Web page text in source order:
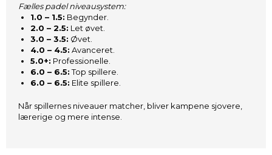
Fælles padel niveausystem:
1.0 – 1.5: Begynder.
2.0 – 2.5: Let øvet.
3.0 – 3.5: Øvet.
4.0 – 4.5: Avanceret.
5.0+: Professionelle.
6.0 – 6.5:Top spillere.
6.0 – 6.5: Elite spillere.
Når spillernes niveauer matcher, bliver kampene sjovere,
lærerige og mere intense.